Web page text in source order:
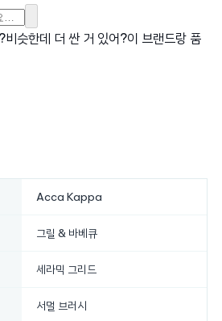
비슷한데 더 싼 거 있어?이 브랜드랑 품
Acca Kappa
그릴 & 바베큐
세라믹 그리드
서멀 브러시